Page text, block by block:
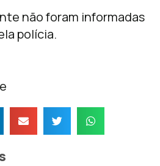
não foram informadas
polícia.